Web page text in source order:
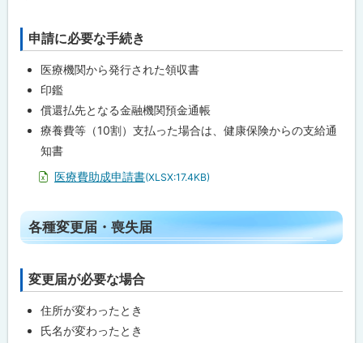
ト申請に必要な手続き
医療機関から発行された領収書
印鑑
償還払先となる金融機関預金通帳
療養費等（10割）支払った場合は、健康保険からの支給通
知書
医療費助成申請書(XLSX:17.4KB)
ト
ッ
に
各種変更届・喪失届
ト変更届が必要な場合
住所が変わったとき
氏名が変わったとき